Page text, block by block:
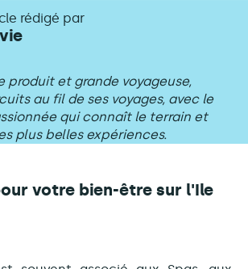
rédigé par
produit et grande voyageuse,
au fil de ses voyages, avec le
qui connaît le terrain et
plus belles expériences.
votre bien-être sur l'Ile